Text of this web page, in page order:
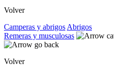
Volver
Camperas y abrigos Abrigos
Remeras y musculosas
Volver